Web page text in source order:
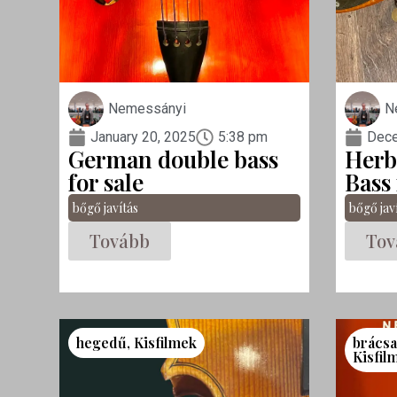
Nemessányi
January 20, 2025
5:38 pm
German double bass
for sale
bőgő javítás
Tovább
bőgő
hegedű, Kisfilmek brácsa